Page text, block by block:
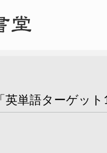
「英単語ターゲッ